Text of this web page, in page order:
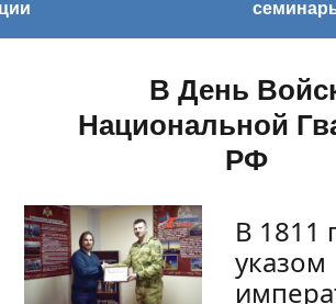
В День
Национальной
РФ
В 1811
указом